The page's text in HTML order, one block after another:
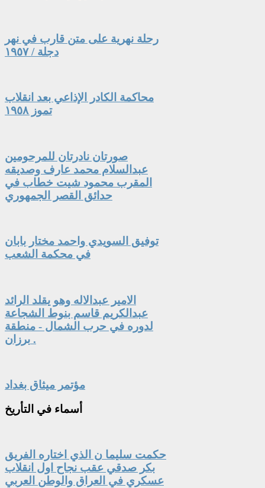
رحلة نهرية على متن قارب في نهر
دجلة / ١٩٥٧
محاكمة الكادر الإذاعي بعد انقلاب
تموز ١٩٥٨
صورتان نادرتان للمرحومين
عبدالسلام محمد عارف وصديقه
المقرب محمود شيت خطاب في
حدائق القصر الجمهوري
توفيق السويدي واحمد مختار بابان
في محكمة الشعب
الامير عبدالاله وهو يقلد الرائد
عبدالكريم قاسم بنوط الشجاعة
لدوره في حرب الشمال - منطقة
برزان .
مؤتمر ميثاق بغداد
أسماء في التأريخ
حكمت سليما ن الذي اختاره الفريق
بكر صدقي عقب نجاح اول انقلاب
عسكري في العراق والوطن العربي